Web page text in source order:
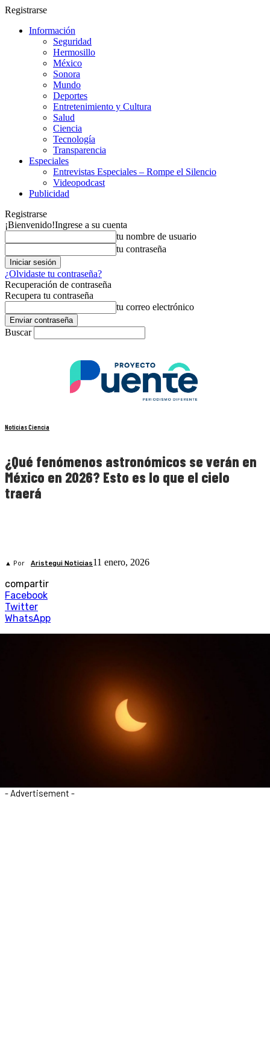
Registrarse
Información
Seguridad
Hermosillo
México
Sonora
Mundo
Deportes
Entretenimiento y Cultura
Salud
Ciencia
Tecnología
Transparencia
Especiales
Entrevistas Especiales – Rompe el Silencio
Videopodcast
Publicidad
Registrarse
¡Bienvenido!Ingrese a su cuenta
tu nombre de usuario
tu contraseña
¿Olvidaste tu contraseña?
Recuperación de contraseña
Recupera tu contraseña
tu correo electrónico
Buscar
Noticias Ciencia
¿Qué fenómenos astronómicos se verán en
México en 2026? Esto es lo que el cielo
traerá
▲ Por Aristegui Noticias11 enero, 2026
compartir
Facebook
Twitter
WhatsApp
- Advertisement -